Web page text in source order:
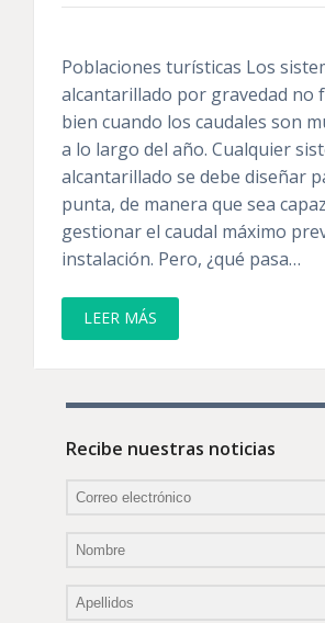
Poblaciones turísticas Los
alcantarillado por gravedad no
bien cuando los caudales son
a lo largo del año. Cualquier
alcantarillado se debe diseñar
punta, de manera que sea
gestionar el caudal máximo
instalación. Pero, ¿qué pasa…
LEER MÁS
Recibe nuestras noticias